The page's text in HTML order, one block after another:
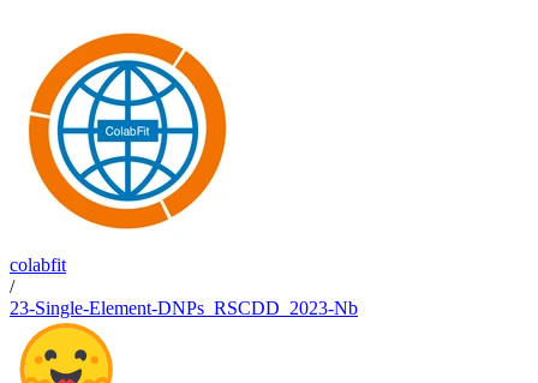
colabfit
/
23-Single-Element-DNPs_RSCDD_2023-Nb